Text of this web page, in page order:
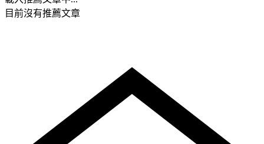
目前沒有推薦文章